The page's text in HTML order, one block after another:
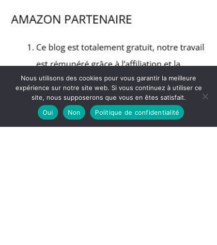
Nous utilisons des cookies pour vous garantir la meilleure
expérience sur notre site web. Si vous continuez à utiliser ce
site, nous supposerons que vous en êtes satisfait.
Oui
Non Politique de confidentialité